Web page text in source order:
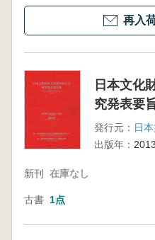
再入
日本文化
究発表要
発行元： 日
出版年：
新刊 在庫なし
古書 1点